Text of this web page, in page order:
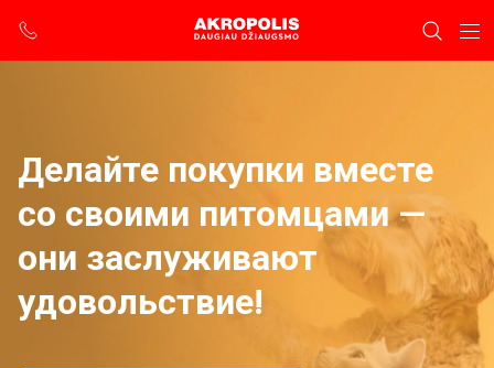
Делайте покупки вместе
со своими питомцами —
они заслуживают
удовольствие!